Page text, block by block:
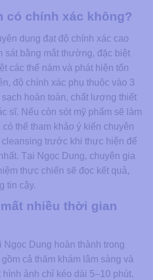
có chính xác không?
dụng đạt độ chính xác cao
sát bằng mắt thường, đặc biệt
các thể nám và phát hiện tổn
độ chính xác phụ thuộc vào 3
hoàn toàn, chất lượng thiết
sĩ. Nếu còn sót mỹ phẩm sẽ làm
thể tham khảo ý kiến chuyên
trước khi thực hiện để
Tại Ngọc Dung, chuyên gia
thực chiến sẽ đọc kết quả,
tin cậy.
nhiều thời gian
Ngọc Dung hoàn thành trong
cả thăm khám lâm sàng và
ảnh chỉ kéo dài 5–10 phút.